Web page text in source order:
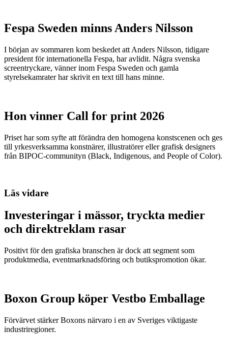
Fespa Sweden minns Anders Nilsson
I början av sommaren kom beskedet att Anders Nilsson, tidigare
president för internationella Fespa, har avlidit. Några svenska
screentryckare, vänner inom Fespa Sweden och gamla
styrelsekamrater har skrivit en text till hans minne.
Hon vinner Call for print 2026
Priset har som syfte att förändra den homogena konstscenen och ges
till yrkesverksamma konstnärer, illustratörer eller grafisk designers
från BIPOC-communityn (Black, Indigenous, and People of Color).
Läs vidare
Investeringar i mässor, tryckta medier
och direktreklam rasar
Positivt för den grafiska branschen är dock att segment som
produktmedia, eventmarknadsföring och butikspromotion ökar.
Boxon Group köper Vestbo Emballage
Förvärvet stärker Boxons närvaro i en av Sveriges viktigaste
industriregioner.